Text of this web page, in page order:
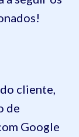
cliente,
de
Google